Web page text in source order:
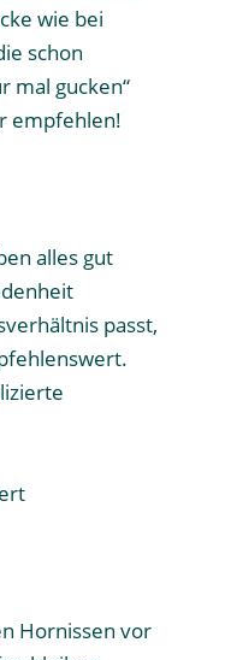
wie bei
schon
mal gucken“
empfehlen!
alles gut
passt,
Hornissen vor